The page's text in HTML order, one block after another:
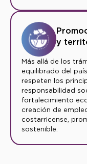
y
Más allá de los
equilibrado del
respeten los
responsabilidad
fortalecimiento
creación de
costarricense,
sostenible.